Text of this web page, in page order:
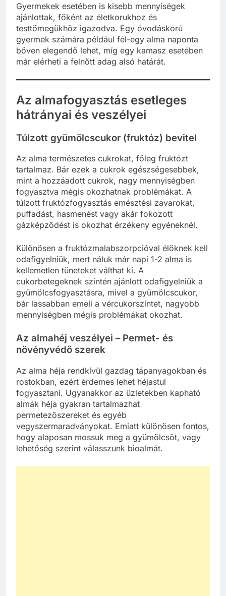
Gyermekek esetében is kisebb mennyiségek
ajánlottak, főként az életkorukhoz és
testtömegükhöz igazodva. Egy óvodáskorú
gyermek számára például fél-egy alma naponta
bőven elegendő lehet, míg egy kamasz esetében
már elérheti a felnőtt adag alsó határát.
Az almafogyasztás esetleges
hátrányai és veszélyei
Túlzott gyümölcscukor (fruktóz) bevitel
Az alma természetes cukrokat, főleg fruktózt
tartalmaz. Bár ezek a cukrok egészségesebbek,
mint a hozzáadott cukrok, nagy mennyiségben
fogyasztva mégis okozhatnak problémákat. A
túlzott fruktózfogyasztás emésztési zavarokat,
puffadást, hasmenést vagy akár fokozott
gázképződést is okozhat érzékeny egyéneknél.
Különösen a fruktózmalabszorpcióval élőknek kell
odafigyelniük, mert náluk már napi 1-2 alma is
kellemetlen tüneteket válthat ki. A
cukorbetegeknek szintén ajánlott odafigyelniük a
gyümölcsfogyasztásra, mivel a gyümölcscukor,
bár lassabban emeli a vércukorszintet, nagyobb
mennyiségben mégis problémákat okozhat.
Az almahéj veszélyei – Permet- és
növényvédő szerek
Az alma héja rendkívül gazdag tápanyagokban és
rostokban, ezért érdemes lehet héjastul
fogyasztani. Ugyanakkor az üzletekben kapható
almák héja gyakran tartalmazhat
permetezőszereket és egyéb
vegyszermaradványokat. Emiatt különösen fontos,
hogy alaposan mossuk meg a gyümölcsöt, vagy
lehetőség szerint válasszunk bioalmát.